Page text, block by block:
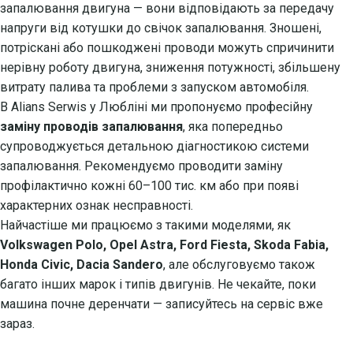
запалювання двигуна — вони відповідають за передачу
напруги від котушки до свічок запалювання. Зношені,
потріскані або пошкоджені проводи можуть спричинити
нерівну роботу двигуна, зниження потужності, збільшену
витрату палива та проблеми з запуском автомобіля.
В Alians Serwis у Любліні ми пропонуємо професійну
заміну проводів запалювання, яка попередньо
супроводжується детальною діагностикою системи
запалювання. Рекомендуємо проводити заміну
профілактично кожні 60–100 тис. км або при появі
характерних ознак несправності.
Найчастіше ми працюємо з такими моделями, як
Volkswagen Polo, Opel Astra, Ford Fiesta, Skoda Fabia,
Honda Civic, Dacia Sandero, але обслуговуємо також
багато інших марок і типів двигунів. Не чекайте, поки
машина почне деренчати — записуйтесь на сервіс вже
зараз.